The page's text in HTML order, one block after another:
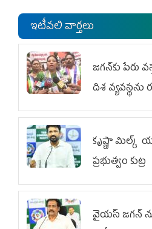
ఇటీవలి వార్తలు
జగన్‌కు పేరు
దిశ వ్య‌వ‌స్థ‌ను
కృష్ణా మిల్క్‌
ప్రభుత్వం కుట్ర
వైయ‌స్ జగన్‌